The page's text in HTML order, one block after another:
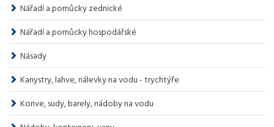
Nářadí a pomůcky zednické
Nářadí a pomůcky hospodářské
Násady
Kanystry, lahve, nálevky na vodu - trychtýře
Konve, sudy, barely, nádoby na vodu